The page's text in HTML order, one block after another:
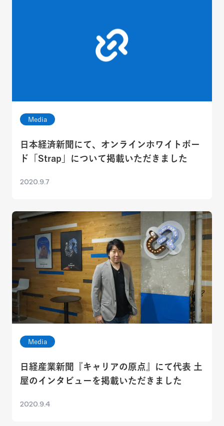
Media
日本経済新聞にて、オンラインホワイトボー
ド「Strap」について掲載いただきました
2020.9.7
Media
日経産業新聞『キャリアの原点』にて代表 土
屋のインタビューを掲載いただきました
2020.9.4